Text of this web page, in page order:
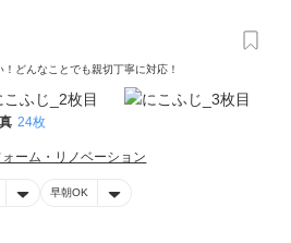
どんなことでも親切丁寧に対応！
24枚
ーム・リノベーション
早朝OK